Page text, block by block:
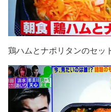
鶏ハムとナポリタンのセッ